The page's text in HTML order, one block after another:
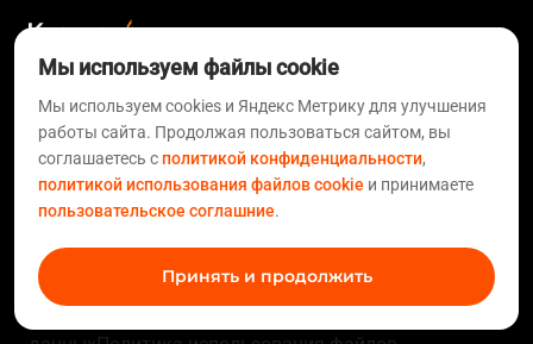
О компанииДоставка и
оплатаНовостиВакансииКонтакты
POS-материалы Гофрокартон Прайс-лист
сайта
упаковки
конфиденциальностиПользовательское
Мы используем файлы cookie
Мы используем cookies и Яндекс Метрику для улучшения
работы сайта. Продолжая пользоваться сайтом, вы
соглашаетесь сполитикой конфиденциальности,
политикой использования файлов cookie и принимаете
пользовательское соглашние.
Принять и продолжить